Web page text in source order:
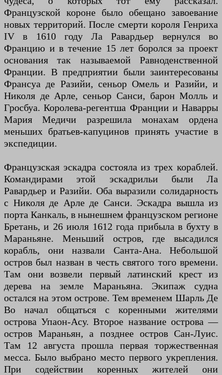
Французской короне было обещано завоевание
новых территорий. После смерти короля Генриха
IV в 1610 году Ла Равардьер вернулся во
Францию ​​и в течение 15 лет боролся за проект
основания так называемой Равноденственной
Франции. В предприятии были заинтересованы
Франсуа де Разийи, сеньор Омель и Разийи, и
Николя де Арле, сеньор Санси, барон Молль и
Гросбуа. Королева-регентша Франции и Наварры
Мария Медичи разрешила монахам ордена
меньших братьев-капуцинов принять участие в
экспедиции.
Французская эскадра состояла из трех кораблей.
Командирами этой эскадрильи были Ла
Равардьер и Разийи. Оба выразили солидарность
с Николя де Арле де Санси. Эскадра вышла из
порта Канкаль, в нынешнем французском регионе
Бретань, и 26 июля 1612 года прибыла в бухту в
Мараньяне. Меньший остров, где высадился
корабль, они назвали Санта-Ана. Небольшой
остров был назван в честь святого того времени.
Там они возвели первый латинский крест из
дерева на земле Мараньяна. Экипаж судна
остался на этом острове. Тем временем Шарль Де
Во начал общаться с коренными жителями
острова Упаон-Асу. Второе название острова —
остров Мараньян, а позднее остров Сан-Луис.
Там 12 августа прошла первая торжественная
месса. Было выбрано место первого укрепления.
При содействии коренных жителей они